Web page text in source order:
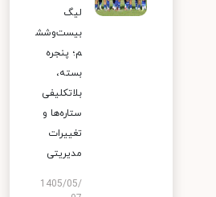
لیگ
بیست‌وشش
م؛ پنجره
بسته،
بلاتکلیفی
ستاره‌ها و
تغییرات
مدیریتی
1405/05/